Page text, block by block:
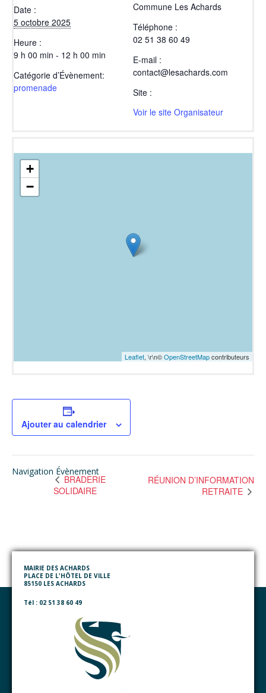
Date :
5 octobre 2025
Heure :
9 h 00 min - 12 h 00 min
Catégorie d’Évènement:
promenade
Commune Les Achards
Téléphone :
02 51 38 60 49
E-mail :
contact@lesachards.com
Site :
Voir le site Organisateur
+
−
Leaflet, \r\n©OpenStreetMapcontributeurs
Ajouter au calendrier
Navigation Évènement
BRADERIE
SOLIDAIRE
RÉUNION D’INFORMATION
RETRAITE
MAIRIE DES ACHARDS
PLACE DE L'HÔTEL DE VILLE
85150 LES ACHARDS
Tél : 02 51 38 60 49